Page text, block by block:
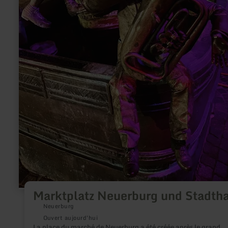
Marktplatz Neuerburg und
Neuerburg
Ouvert aujourd'hui